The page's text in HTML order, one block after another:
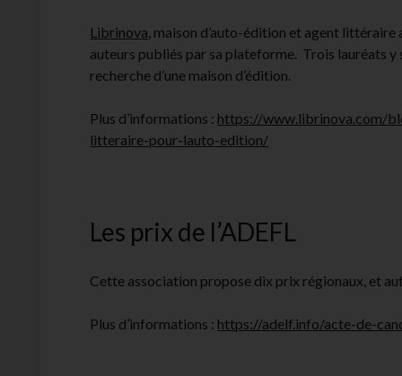
Librinova, maison d’auto-édition et agent littéraire
auteurs publiés par sa plateforme. Trois lauréats y
recherche d’une maison d’édition.
Plus d’informations : https://www.librinova.com/
litteraire-pour-lauto-edition/
Les prix de l’ADEFL
Cette association propose dix prix régionaux, et
Plus d’informations : https://adelf.info/acte-de-